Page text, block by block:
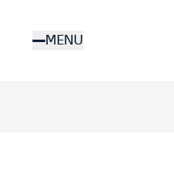
contenutoMENU